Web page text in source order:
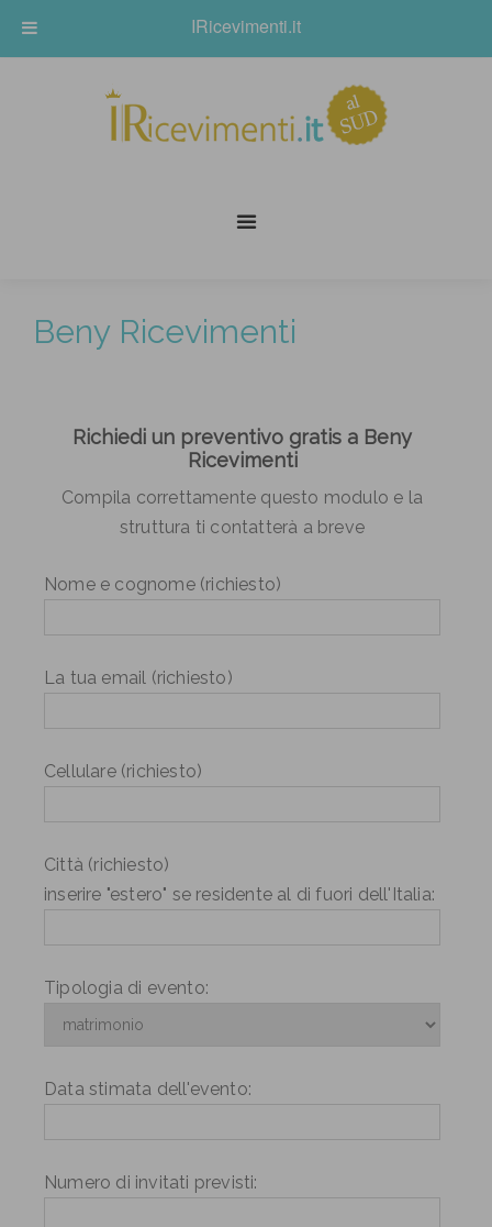
Beny Ricevimenti
Richiedi un preventivo gratis a Beny
Ricevimenti
Compila correttamente questo modulo e la
struttura ti contatterà a breve
Nome e cognome (richiesto)
La tua email (richiesto)
Cellulare (richiesto)
Città (richiesto)
inserire "estero" se residente al di fuori dell'Italia:
Tipologia di evento:
Data stimata dell'evento:
Numero di invitati previsti:
IRicevimenti.it